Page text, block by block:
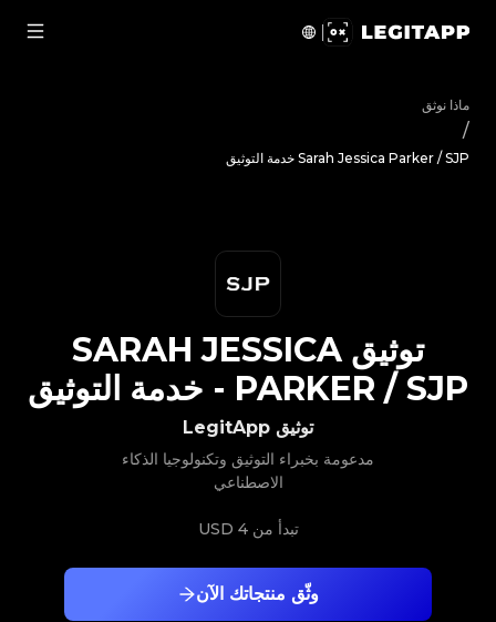
ماذا نوثق
/
Sarah Jessica Parker / SJP خدمة التوثيق
وثّق منتجاتك الآن
توثيق LegitApp
مدعومة بخبراء التوثيق وتكنولوجيا الذكاء
الاصطناعي
تبدأ من4 USD
توثيق SARAH JESSICA
PARKER / SJP
- خدمة التوثيق